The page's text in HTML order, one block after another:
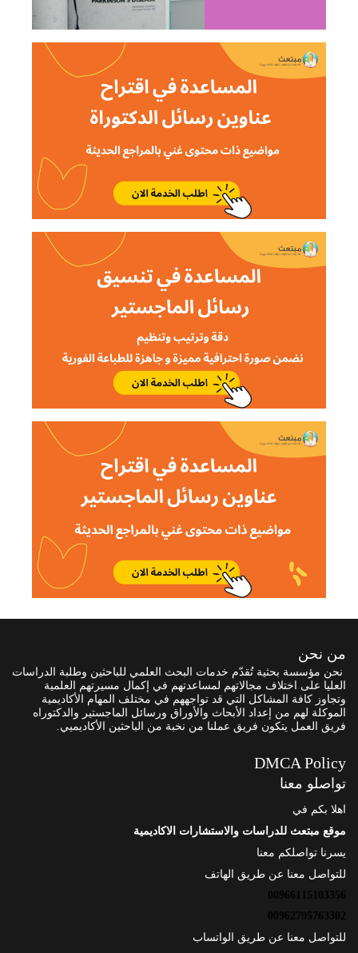
من نحن
نحن مؤسسة بحثية تُقدّم خدمات البحث العلمي للباحثين وطلبة الدراسات
العليا على اختلاف مجالاتهم لمساعدتهم في إكمال مسيرتهم العلمية
وتجاوز كافة المشاكل التي قد تواجههم في مختلف المهام الأكاديمية
الموكلة لهم من إعداد الأبحاث والأوراق ورسائل الماجستير والدكتوراه
فريق العمل يتكون فريق عملنا من نخبة من الباحثين الأكاديميي.
DMCA Policy
تواصلو معنا
اهلا بكم في
موقع مبتعث للدراسات والاستشارات الاكاديمية
يسرنا تواصلكم معنا
للتواصل معنا عن طريق الهاتف
00966115103356
00962795763302
للتواصل معنا عن طريق الواتساب